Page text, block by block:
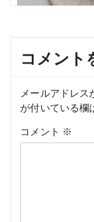
コメント
メールアドレス
が付いている欄
コメント ※